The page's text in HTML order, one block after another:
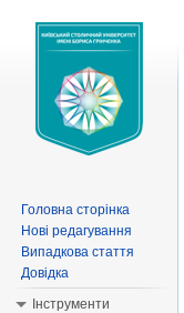
Головна сторінка
Нові редагування
Випадкова стаття
Довідка
Інструменти